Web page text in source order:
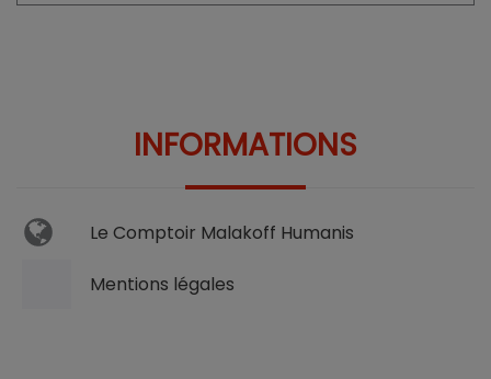
INFORMATIONS
Le Comptoir Malakoff Humanis
Mentions légales